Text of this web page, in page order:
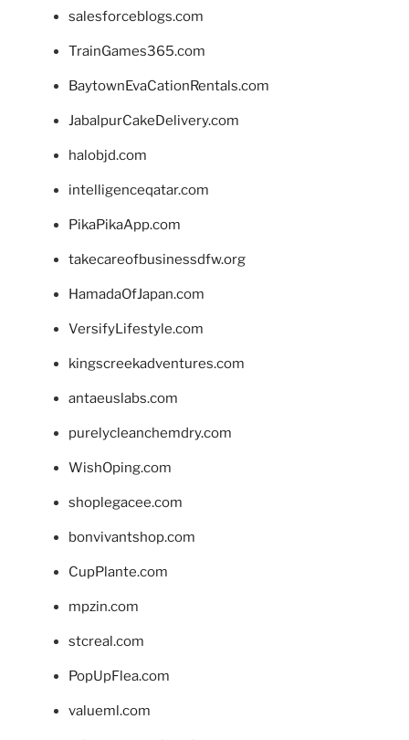
salesforceblogs.com
TrainGames365.com
BaytownEvaCationRentals.com
JabalpurCakeDelivery.com
halobjd.com
intelligenceqatar.com
PikaPikaApp.com
takecareofbusinessdfw.org
HamadaOfJapan.com
VersifyLifestyle.com
kingscreekadventures.com
antaeuslabs.com
purelycleanchemdry.com
WishOping.com
shoplegacee.com
bonvivantshop.com
CupPlante.com
mpzin.com
stcreal.com
PopUpFlea.com
valueml.com